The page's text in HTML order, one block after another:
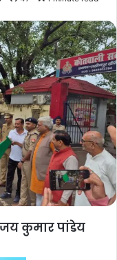
कुमार पांडेय